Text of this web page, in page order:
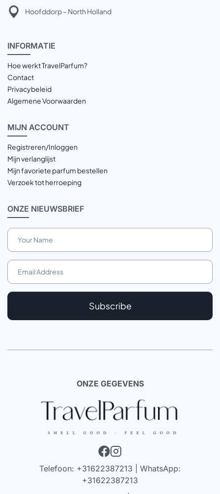
Hoofddorp – North Holland
INFORMATIE
Hoe werkt TravelParfum?
Contact
Privacybeleid
Algemene Voorwaarden
MIJN ACCOUNT
Registreren/Inloggen
Mijn verlanglijst
Mijn favoriete parfum bestellen
Verzoek tot herroeping
ONZE NIEUWSBRIEF
Subscribe
ONZE GEGEVENS
Telefoon: +31622387213 | WhatsApp:
+31622387213